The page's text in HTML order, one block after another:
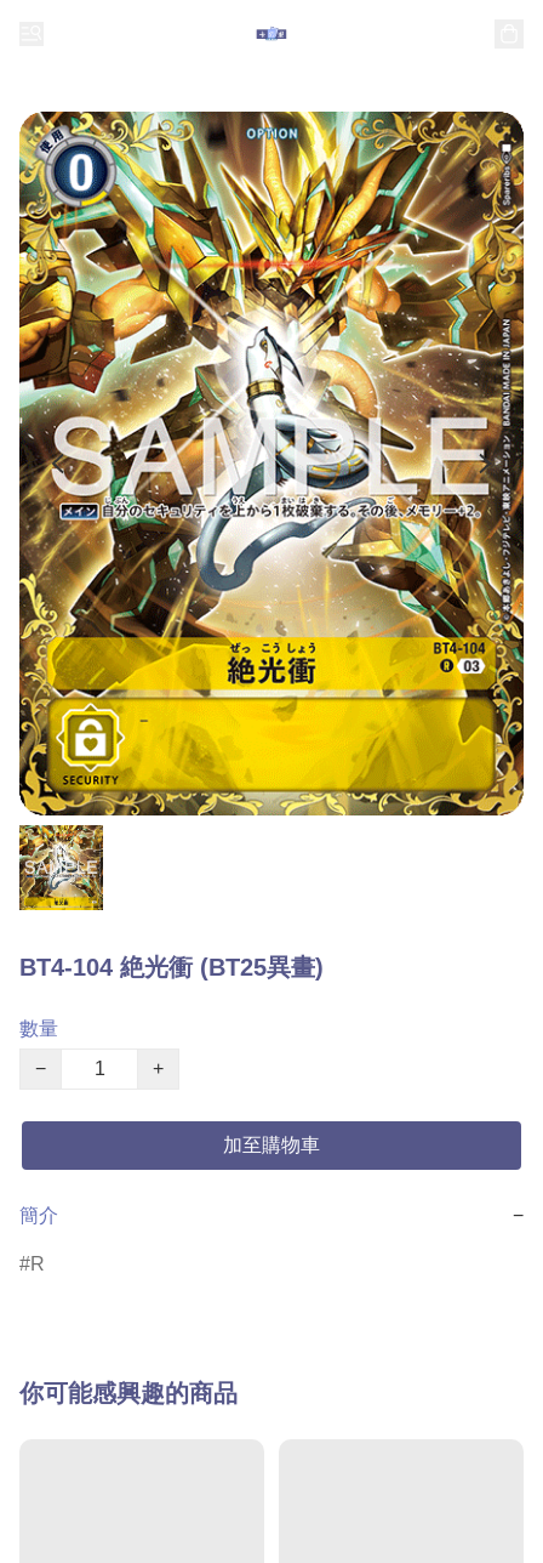
BT4-104 絶光衝 (BT25異畫)
數量
−
+
加至購物車
簡介 −
R
你可能感興趣的商品